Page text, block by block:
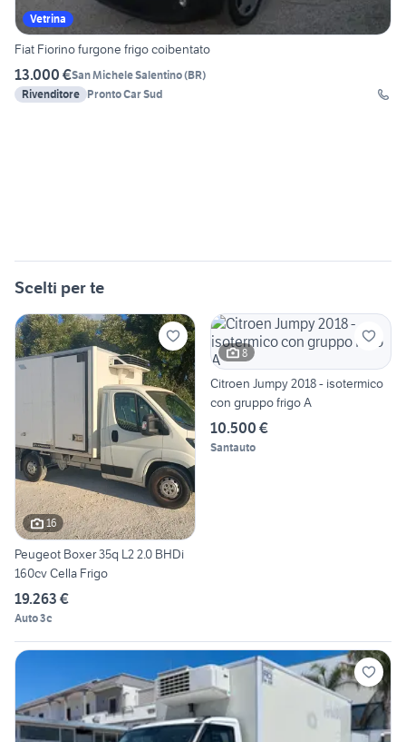
Vetrina
Fiat Fiorino furgone frigo coibentato
13.000 €San Michele Salentino(BR)
Rivenditore Pronto Car Sud
Scelti per te
16
Peugeot Boxer 35q L2 2.0 BHDi
160cv Cella Frigo
19.263 €
Auto 3c
8
Citroen Jumpy 2018 - isotermico
con gruppo frigo A
10.500 €
Santauto